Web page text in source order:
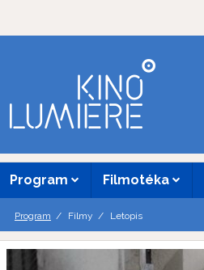
Program Filmotéka
Program Filmy Letopis